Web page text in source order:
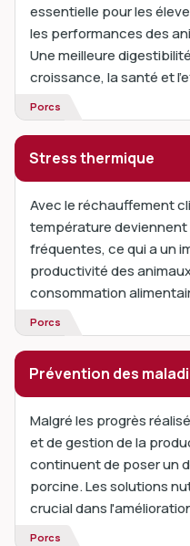
essentielle pour les
les performances des
Une meilleure
croissance, la santé et
porcs. Les facteurs
l'absorption des
Porcs
Stress thermique
Avec le réchauffement
température
fréquentes, ce qui a un
productivité des
consommation
impact sur la croissance,
performances globales
Porcs
Prévention des
Malgré les progrès
et de gestion de la
continuent de poser un
porcine. Les solutions
crucial dans
soutenant la fonction
Porcs